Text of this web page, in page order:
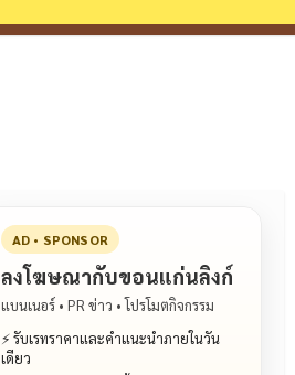
AD • SPONSOR
ลงโฆษณากับขอนแก่นลิงก์
แบนเนอร์ • PR ข่าว • โปรโมตกิจกรรม
⚡ รับเรทราคาและคำแนะนำภายในวัน
เดียว